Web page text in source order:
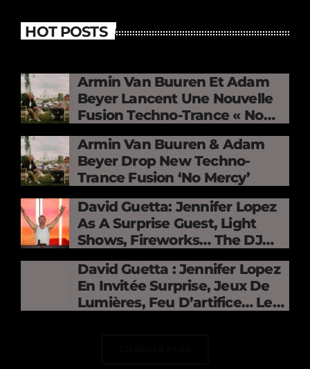
HOT POSTS
Armin Van Buuren Et Adam
Beyer Lancent Une Nouvelle
Fusion Techno-Trance « No
Mercy »
Armin Van Buuren & Adam
Beyer Drop New Techno-
Trance Fusion ‘No Mercy’
David Guetta: Jennifer Lopez
As A Surprise Guest, Light
Shows, Fireworks… The DJ
Electrifies The Stade De
France
David Guetta : Jennifer Lopez
En Invitée Surprise, Jeux De
Lumières, Feu D’artifice… Le